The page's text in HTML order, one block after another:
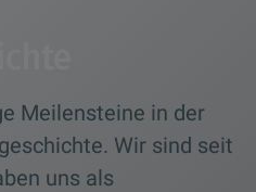
Meilensteine in der
Wir sind seit
uns als